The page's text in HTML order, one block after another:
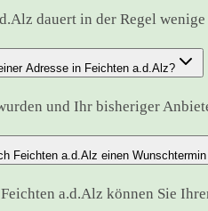
dauert in der Regel
Adresse in Feichten a.d.Alz?
und Ihr bisheriger
Feichten a.d.Alz einen
a.d.Alz können Sie